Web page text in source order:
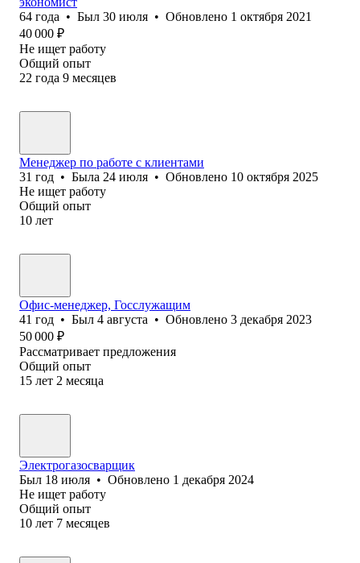
64 года • Был 30 июля • Обновлено 1 октября 2021
40 000 ₽
Не ищет работу
Общий опыт
22 года 9 месяцев
Менеджер по работе с клиентами
31 год • Была 24 июля • Обновлено 10 октября 2025
Не ищет работу
Общий опыт
10 лет
Офис-менеджер, Госслужащим
41 год • Был 4 августа • Обновлено 3 декабря 2023
50 000 ₽
Рассматривает предложения
Общий опыт
15 лет 2 месяца
Электрогазосварщик
Был 18 июля • Обновлено 1 декабря 2024
Не ищет работу
Общий опыт
10 лет 7 месяцев